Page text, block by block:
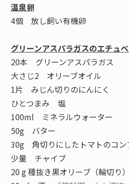
温泉卵
4個 放し飼い有機卵
グリーンアスパラガスのエチュ
20本 グリーンアスパラガス
大さじ2 オリーブオイル
1片 みじん切りのにんにく
ひとつまみ 塩
100ml ミネラルウォーター
50g バター
30g 角切りにしたトマトのコン
少量 チャイブ
20 g 種抜き黒オリーブ（輪切り）